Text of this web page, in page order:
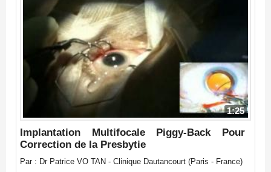
1:25
Implantation Multifocale Piggy-Back Pour
Correction de la Presbytie
Par : Dr Patrice VO TAN - Clinique Dautancourt (Paris - France)